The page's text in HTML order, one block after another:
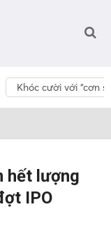
Khóc cười với “cơn
hết lượng
IPO